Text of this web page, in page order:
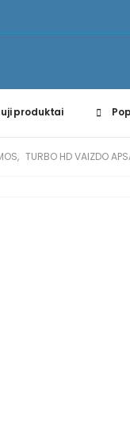
produktai
, TURBO HD VAIZDO